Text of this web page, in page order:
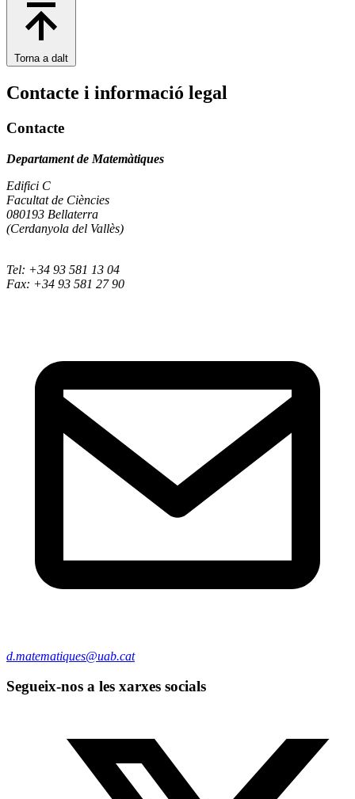
Torna a dalt
Contacte i informació legal
Contacte
Departament de Matemàtiques
Edifici C
Facultat de Ciències
080193 Bellaterra
(Cerdanyola del Vallès)
Tel: +34 93 581 13 04
Fax: +34 93 581 27 90
d.matematiques@uab.cat
Segueix-nos a les xarxes socials